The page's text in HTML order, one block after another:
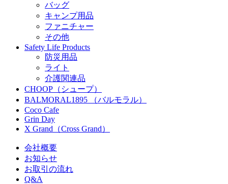
バッグ
キャンプ用品
ファニチャー
その他
Safety Life Products
防災用品
ライト
介護関連品
CHOOP（シュープ）
BALMORAL1895 （バルモラル）
Coco Cafe
Grin Day
X Grand（Cross Grand）
会社概要
お知らせ
お取引の流れ
Q&A